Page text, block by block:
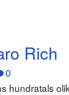
Rich
0
hundratals